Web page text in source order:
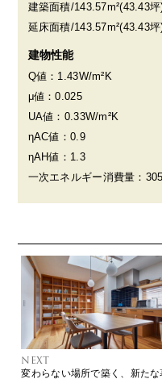
建築面積/143.57m²(43.43坪
延床面積/143.57m²(43.43坪
建物性能
Q値：1.43W/m²K
μ値：0.025
UA値：0.33W/m²K
ηAC値：0.9
ηAH値：1.3
一次エネルギー消費量：
NEXT
変わらない場所で築く、新たな